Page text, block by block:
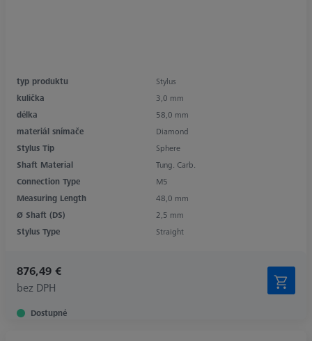
typ produktu
Stylus
kulička
3,0 mm
délka
58,0 mm
materiál snímače
Diamond
Stylus Tip
Sphere
Shaft Material
Tung. Carb.
Connection Type
M5
Measuring Length
48,0 mm
Ø Shaft (DS)
2,5 mm
Stylus Type
Straight
876,49 €
bez DPH
Dostupné